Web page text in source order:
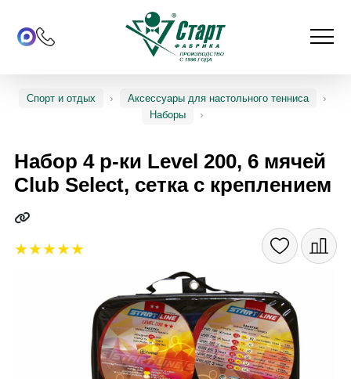
Спорт и отдых
Аксессуары для настольного тенниса
Наборы
Набор 4 р-ки Level 200, 6 мячей
Club Select, сетка с креплением